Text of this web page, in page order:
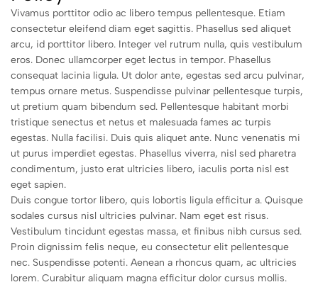
Vivamus porttitor odio ac libero tempus pellentesque. Etiam
consectetur eleifend diam eget sagittis. Phasellus sed aliquet
arcu, id porttitor libero. Integer vel rutrum nulla, quis vestibulum
eros. Donec ullamcorper eget lectus in tempor. Phasellus
consequat lacinia ligula. Ut dolor ante, egestas sed arcu pulvinar,
tempus ornare metus. Suspendisse pulvinar pellentesque turpis,
ut pretium quam bibendum sed. Pellentesque habitant morbi
tristique senectus et netus et malesuada fames ac turpis
egestas. Nulla facilisi. Duis quis aliquet ante. Nunc venenatis mi
ut purus imperdiet egestas. Phasellus viverra, nisl sed pharetra
condimentum, justo erat ultricies libero, iaculis porta nisl est
eget sapien.
Duis congue tortor libero, quis lobortis ligula efficitur a. Quisque
sodales cursus nisl ultricies pulvinar. Nam eget est risus.
Vestibulum tincidunt egestas massa, et finibus nibh cursus sed.
Proin dignissim felis neque, eu consectetur elit pellentesque
nec. Suspendisse potenti. Aenean a rhoncus quam, ac ultricies
lorem. Curabitur aliquam magna efficitur dolor cursus mollis.